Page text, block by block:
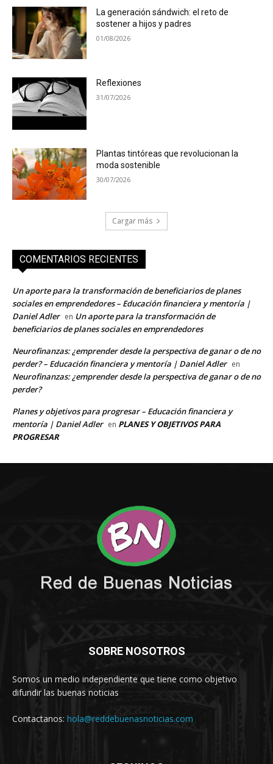
SOBRE NOSOTROS
Somos un medio independiente que tiene como objetivo
difundir las buenas noticias
Contactanos: hola@reddebuenasnoticias.com